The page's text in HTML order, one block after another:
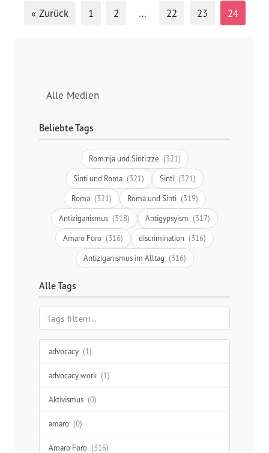
Alle Medien
Beliebte Tags
Rom:nja und Sinti:zze (321)
Sinti und Roma (321) Sinti (321)
Roma (321) Roma und Sinti (319)
Antiziganismus (318) Antigypsyism (317)
Amaro Foro (316) discrimination (316)
Antiziganismus im Alltag (316)
Alle Tags
advocacy (1)
advocacy work (1)
Aktivismus (0)
amaro (0)
Amaro Foro (316)
« Zurück 1 2 … 22 23 24